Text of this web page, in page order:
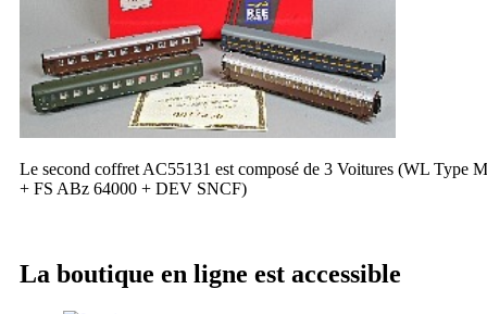
Le second coffret AC55131 est composé de 3 Voitures (WL Type M
+ FS ABz 64000 + DEV SNCF)
La boutique en ligne est accessible